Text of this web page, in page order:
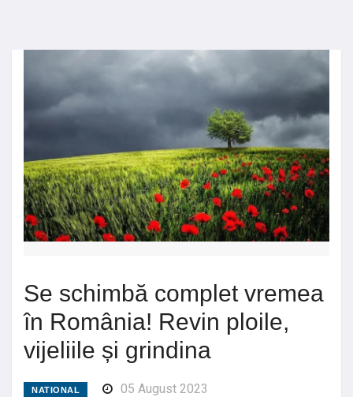
Se schimbă complet vremea
în România! Revin ploile,
vijeliile și grindina
NATIONAL 05 August 2023